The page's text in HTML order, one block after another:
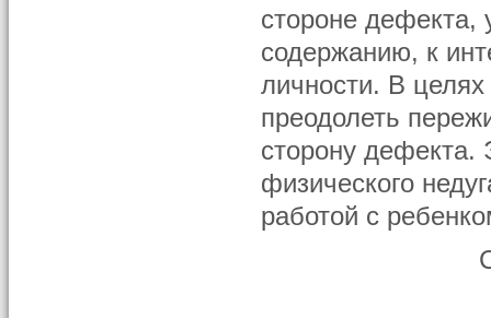
стороне дефекта,
содержанию, к
личности. В
преодолеть
сторону дефекта.
физического
работой с